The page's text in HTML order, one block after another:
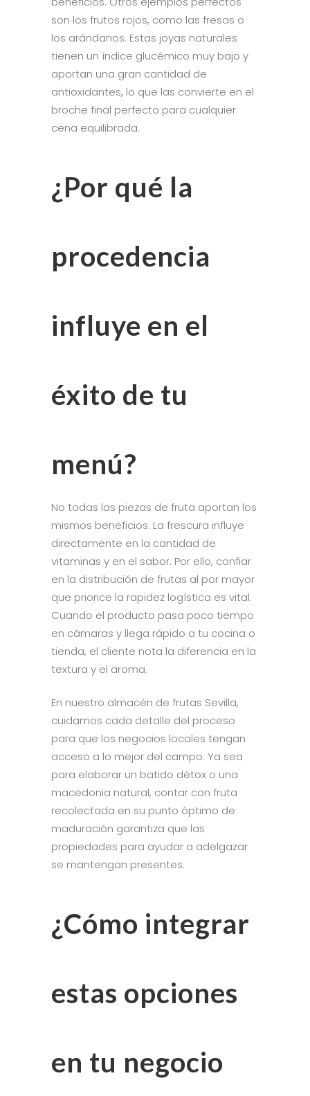
son los frutos rojos, como las fresas o
los arándanos. Estas joyas naturales
tienen un índice glucémico muy bajo y
aportan una gran cantidad de
antioxidantes, lo que las convierte en el
broche final perfecto para cualquier
cena equilibrada.
¿Por qué la
procedencia
influye en el
éxito de tu
menú?
No todas las piezas de fruta aportan los
mismos beneficios. La frescura influye
directamente en la cantidad de
vitaminas y en el sabor. Por ello, confiar
en la distribución de frutas al por mayor
que priorice la rapidez logística es vital.
Cuando el producto pasa poco tiempo
en cámaras y llega rápido a tu cocina o
tienda, el cliente nota la diferencia en la
textura y el aroma.
En nuestro almacén de frutas Sevilla,
cuidamos cada detalle del proceso
para que los negocios locales tengan
acceso a lo mejor del campo. Ya sea
para elaborar un batido détox o una
macedonia natural, contar con fruta
recolectada en su punto óptimo de
maduración garantiza que las
propiedades para ayudar a adelgazar
se mantengan presentes.
¿Cómo integrar
estas opciones
en tu negocio